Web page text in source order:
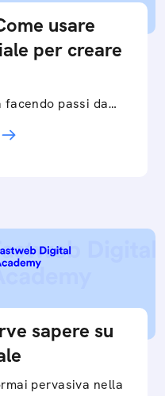
usare
per creare
passi da
ai chatbot e virtual…
sapere su
pervasiva nella